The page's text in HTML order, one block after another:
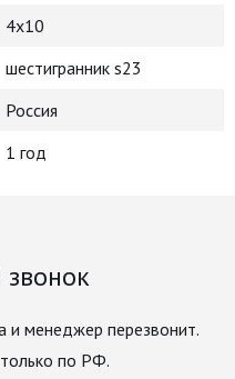
4x10
шестигранник s23
Россия
1 год
менеджер перезвонит.
только по РФ.